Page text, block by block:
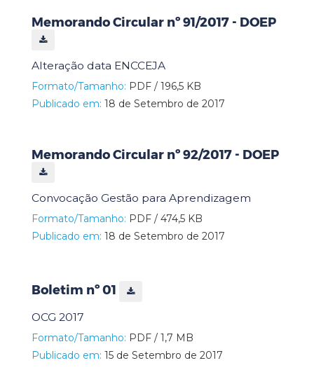
Memorando Circular nº 91/2017 - DOEP
Alteração data ENCCEJA
Formato/Tamanho: PDF / 196,5 KB
Publicado em: 18 de Setembro de 2017
Memorando Circular nº 92/2017 - DOEP
Convocação Gestão para Aprendizagem
Formato/Tamanho: PDF / 474,5 KB
Publicado em: 18 de Setembro de 2017
Boletim nº 01
OCG 2017
Formato/Tamanho: PDF / 1,7 MB
Publicado em: 15 de Setembro de 2017